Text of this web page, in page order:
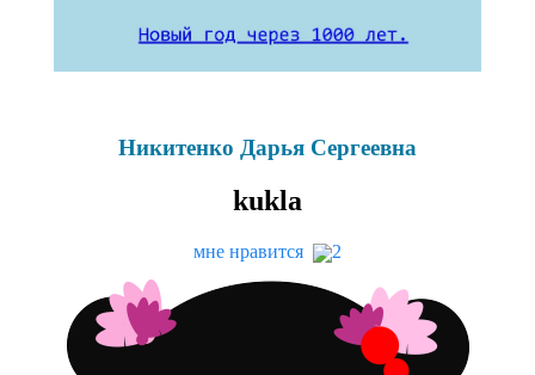
Никитенко Дарья Сергеевна
kukla
мне нравится 2